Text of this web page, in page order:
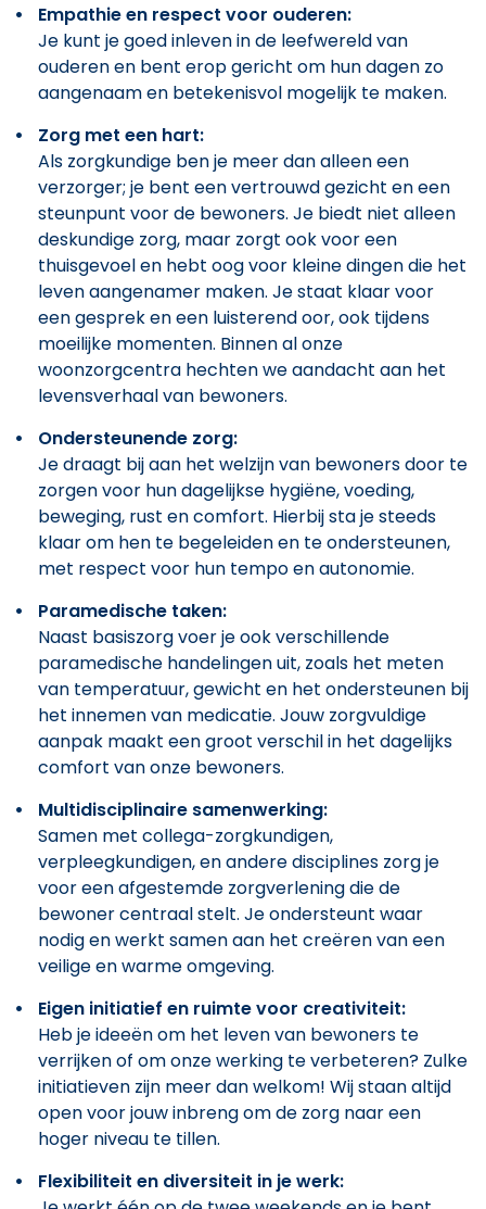
Empathie en respect voor ouderen:
Je kunt je goed inleven in de leefwereld van
ouderen en bent erop gericht om hun dagen zo
aangenaam en betekenisvol mogelijk te maken.
Zorg met een hart:
Als zorgkundige ben je meer dan alleen een
verzorger; je bent een vertrouwd gezicht en een
steunpunt voor de bewoners. Je biedt niet alleen
deskundige zorg, maar zorgt ook voor een
thuisgevoel en hebt oog voor kleine dingen die het
leven aangenamer maken. Je staat klaar voor
een gesprek en een luisterend oor, ook tijdens
moeilijke momenten. Binnen al onze
woonzorgcentra hechten we aandacht aan het
levensverhaal van bewoners.
Ondersteunende zorg:
Je draagt bij aan het welzijn van bewoners door te
zorgen voor hun dagelijkse hygiëne, voeding,
beweging, rust en comfort. Hierbij sta je steeds
klaar om hen te begeleiden en te ondersteunen,
met respect voor hun tempo en autonomie.
Paramedische taken:
Naast basiszorg voer je ook verschillende
paramedische handelingen uit, zoals het meten
van temperatuur, gewicht en het ondersteunen bij
het innemen van medicatie. Jouw zorgvuldige
aanpak maakt een groot verschil in het dagelijks
comfort van onze bewoners.
Multidisciplinaire samenwerking:
Samen met collega-zorgkundigen,
verpleegkundigen, en andere disciplines zorg je
voor een afgestemde zorgverlening die de
bewoner centraal stelt. Je ondersteunt waar
nodig en werkt samen aan het creëren van een
veilige en warme omgeving.
Eigen initiatief en ruimte voor creativiteit:
Heb je ideeën om het leven van bewoners te
verrijken of om onze werking te verbeteren? Zulke
initiatieven zijn meer dan welkom! Wij staan altijd
open voor jouw inbreng om de zorg naar een
hoger niveau te tillen.
Flexibiliteit en diversiteit in je werk: